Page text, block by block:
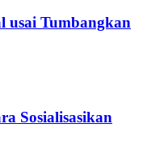
usai Tumbangkan
Sosialisasikan